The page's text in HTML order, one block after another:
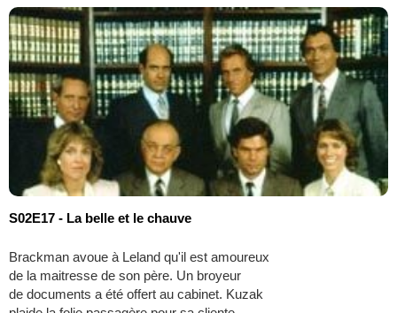
S02E17 - La belle et le chauve
Brackman avoue à Leland qu'il est amoureux
de la maitresse de son père. Un broyeur
de documents a été offert au cabinet. Kuzak